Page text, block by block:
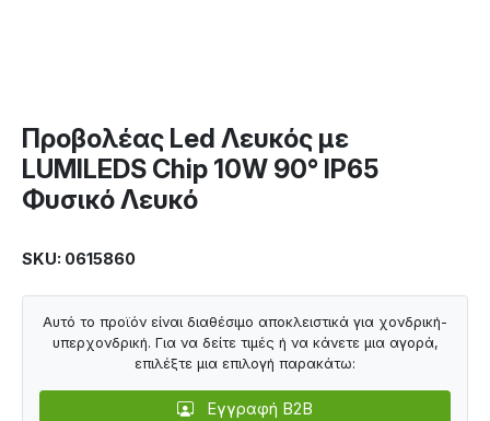
Προβολέας Led Λευκός με
LUMILEDS Chip 10W 90° IP65
Φυσικό Λευκό
SKU: 0615860
Αυτό το προϊόν είναι διαθέσιμο αποκλειστικά για χονδρική-
υπερχονδρική. Για να δείτε τιμές ή να κάνετε μια αγορά,
επιλέξτε μια επιλογή παρακάτω:
Εγγραφή B2B